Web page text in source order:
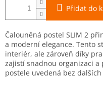
Přidat do
Čalouněná postel SLIM 2
a moderní elegance. Tento
interiér, ale zároveň díky
zajistí snadnou organizaci a
postele uvedená bez